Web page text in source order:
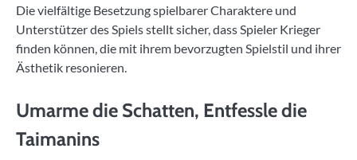
Die vielfältige Besetzung spielbarer Charaktere und
Unterstützer des Spiels stellt sicher, dass Spieler Krieger
finden können, die mit ihrem bevorzugten Spielstil und ihrer
Ästhetik resonieren.
Umarme die Schatten, Entfessle die
Taimanins